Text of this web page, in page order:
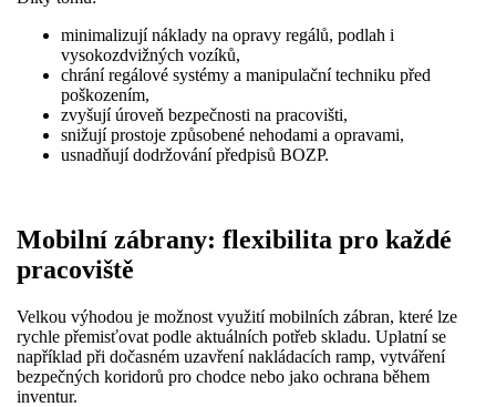
minimalizují náklady na opravy regálů, podlah i
vysokozdvižných vozíků,
chrání regálové systémy a manipulační techniku před
poškozením,
zvyšují úroveň bezpečnosti na pracovišti,
snižují prostoje způsobené nehodami a opravami,
usnadňují dodržování předpisů BOZP.
Mobilní zábrany: flexibilita pro každé
pracoviště
Velkou výhodou je možnost využití mobilních zábran, které lze
rychle přemisťovat podle aktuálních potřeb skladu. Uplatní se
například při dočasném uzavření nakládacích ramp, vytváření
bezpečných koridorů pro chodce nebo jako ochrana během
inventur.